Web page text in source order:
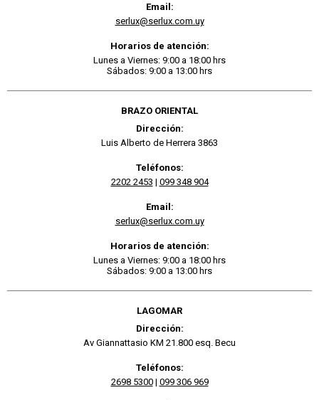
Email:
serlux@serlux.com.uy
Horarios de atención:
Lunes a Viernes: 9:00 a 18:00 hrs
Sábados: 9:00 a 13:00 hrs
BRAZO ORIENTAL
Dirección:
Luis Alberto de Herrera 3863
Teléfonos:
2202 2453 | 099 348 904
Email:
serlux@serlux.com.uy
Horarios de atención:
Lunes a Viernes: 9:00 a 18:00 hrs
Sábados: 9:00 a 13:00 hrs
LAGOMAR
Dirección:
Av Giannattasio KM 21.800 esq. Becu
Teléfonos:
2698 5300| 099 306 969